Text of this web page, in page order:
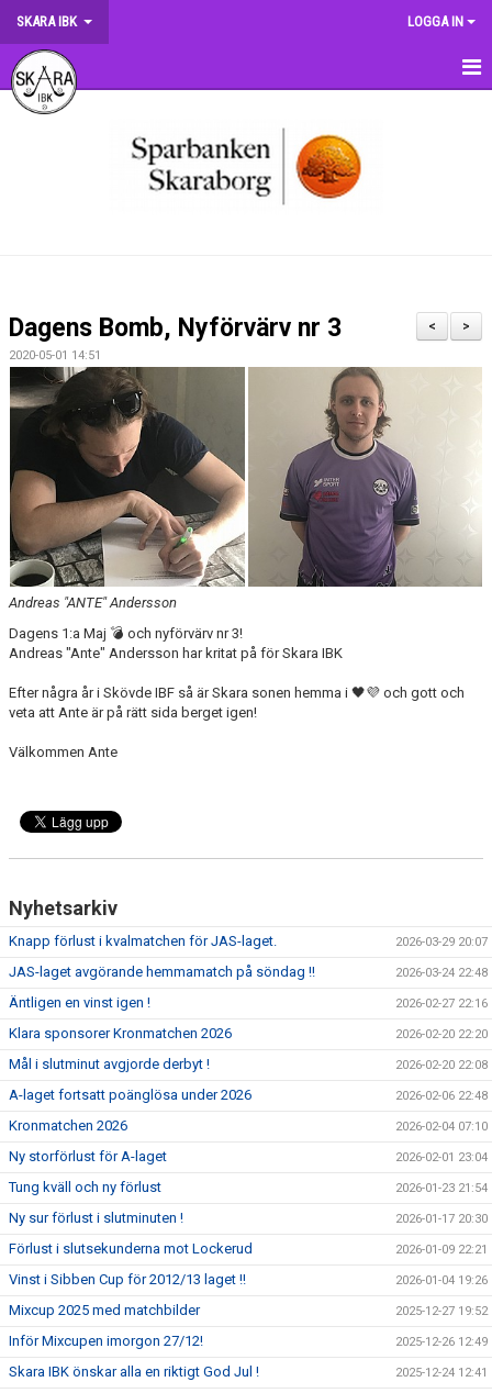
SKARA IBK LOGGA IN
HEM
KRONMATCHEN
SERIETABELLER
MATCHVÄRDSKAP
TRÄNINGSSCHEMA
KALENDER
LÄNKAR
VÅRA LAG
MEDLEMSAVGIFTER
>
<
Dagens Bomb, Nyförvärv nr 3
2020-05-01 14:51
Andreas "ANTE" Andersson
Dagens 1:a Maj 💣 och nyförvärv nr 3!
Andreas "Ante" Andersson har kritat på för Skara IBK
Efter några år i Skövde IBF så är Skara sonen hemma i 🖤💜 och gott och
veta att Ante är på rätt sida berget igen!
Välkommen Ante
Nyhetsarkiv
Knapp förlust i kvalmatchen för JAS-laget. 2026-03-29 20:07
JAS-laget avgörande hemmamatch på söndag !! 2026-03-24 22:48
Äntligen en vinst igen ! 2026-02-27 22:16
Klara sponsorer Kronmatchen 2026 2026-02-20 22:20
Mål i slutminut avgjorde derbyt ! 2026-02-20 22:08
A-laget fortsatt poänglösa under 2026 2026-02-06 22:48
Kronmatchen 2026 2026-02-04 07:10
Ny storförlust för A-laget 2026-02-01 23:04
Tung kväll och ny förlust 2026-01-23 21:54
Ny sur förlust i slutminuten ! 2026-01-17 20:30
Förlust i slutsekunderna mot Lockerud 2026-01-09 22:21
Vinst i Sibben Cup för 2012/13 laget !! 2026-01-04 19:26
Mixcup 2025 med matchbilder 2025-12-27 19:52
Inför Mixcupen imorgon 27/12! 2025-12-26 12:49
Skara IBK önskar alla en riktigt God Jul ! 2025-12-24 12:41